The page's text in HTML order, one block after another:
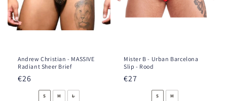
Andrew Christian - MASSIVE
Radiant Sheer Brief
Prezzo
€26
S M L
Mister B - Urban Barcelona
Slip - Rood
Prezzo
€27
S M